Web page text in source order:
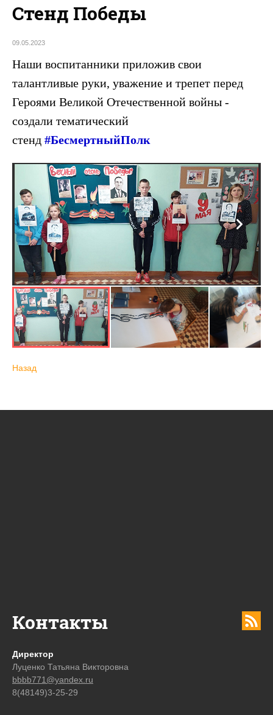
Стенд Победы
09.05.2023
Наши воспитанники приложив свои
талантливые руки, уважение и трепет перед
Героями Великой Отечественной войны -
создали тематический
стенд #БесмертныйПолк
Назад
Контакты
Директор
Луценко Татьяна Викторовна
bbbb771@yandex.ru
8(48149)3-25-29